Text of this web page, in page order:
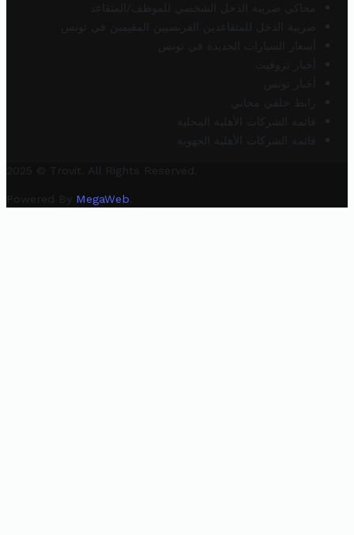
محاكي ضريبة الدخل الشخصي للموظف/المتقاعد
ضريبة الدخل للمتقاعدين الفرنسيين المقيمين في تونس
أسعار السيارات الجديدة في تونس
أخبار تروفيت
أخبار تونس
رابط خلفي مجاني
قائمة الشركات الأهلية المحلية
قائمة الشركات الأهلية الجهوية
2025 © Trovit. All Rights Reserved.
Powered By MegaWeb